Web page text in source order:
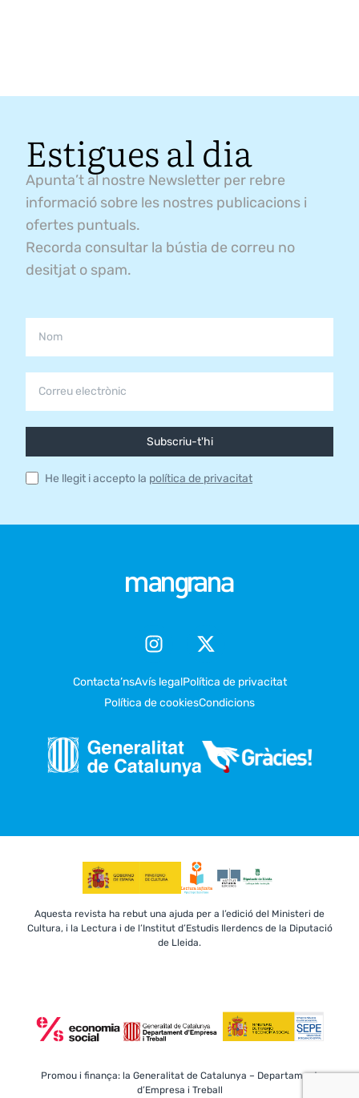
Estigues al dia
Apunta’t al nostre Newsletter per rebre
informació sobre les nostres publicacions i
ofertes puntuals.
Recorda consultar la bústia de correu no
desitjat o spam.
Subscriu-t'hi
He llegit i accepto la política de privacitat
Contacta’nsAvís legalPolítica de privacitat
Política de cookiesCondicions
Aquesta revista ha rebut una ajuda per a l’edició del Ministeri de
Cultura, i la Lectura i de l’Institut d’Estudis Ilerdencs de la Diputació
de Lleida.
Promou i finança: la Generalitat de Catalunya – Departament
d’Empresa i Treball